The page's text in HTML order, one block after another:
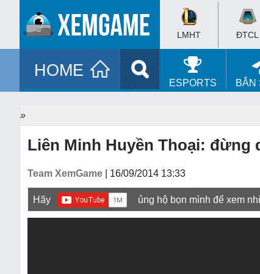
LMHT ĐTCL
HOME
ESPORTS BẮN
»
Liên Minh Huyền Thoại: đừng
Team XemGame | 16/09/2014 13:33
Hãy ủng hộ bọn mình để xem